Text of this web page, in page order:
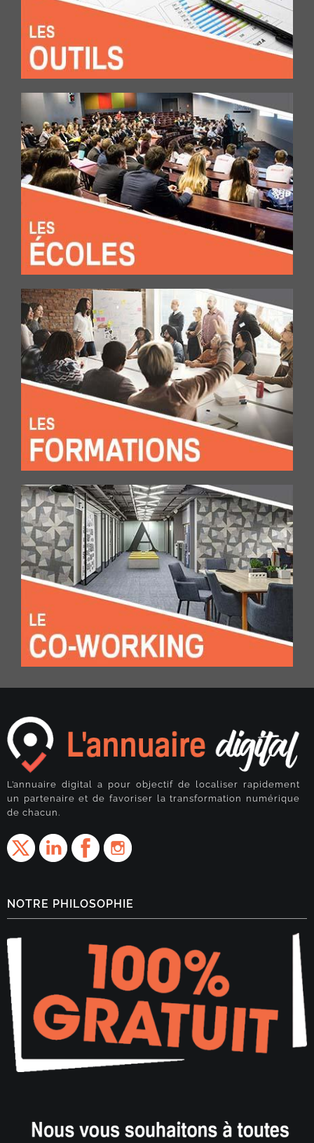
L’annuaire digital a pour objectif de localiser rapidement
un partenaire et de favoriser la transformation numérique
de chacun.
NOTRE PHILOSOPHIE